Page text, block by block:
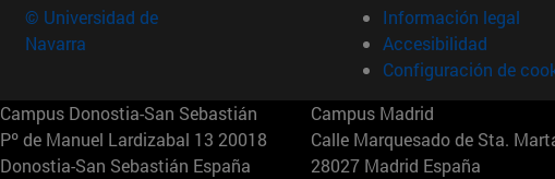
© Universidad de
Navarra
Información legal
Accesibilidad
Configuración de
Campus Donostia-San Sebastián
Pº de Manuel Lardizabal 13 20018
Donostia-San Sebastián España
Campus Madrid
Calle Marquesado de Sta.
28027 Madrid España